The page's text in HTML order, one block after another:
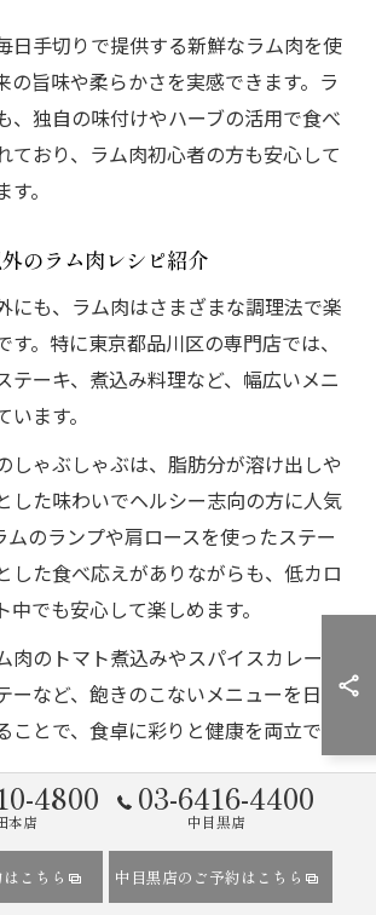
日手切りで提供する新鮮なラム肉を使
の旨味や柔らかさを実感できます。ラ
、独自の味付けやハーブの活用で食べ
ており、ラム肉初心者の方も安心して
。
のラム肉レシピ紹介
にも、ラム肉はさまざまな調理法で楽
す。特に東京都品川区の専門店では、
テーキ、煮込み料理など、幅広いメニ
ます。
しゃぶしゃぶは、脂肪分が溶け出しや
した味わいでヘルシー志向の方に人気
ムのランプや肩ロースを使ったステー
した食べ応えがありながらも、低カロ
中でも安心して楽しめます。
肉のトマト煮込みやスパイスカレー、
ーなど、飽きのこないメニューを日替
ことで、食卓に彩りと健康を両立でき
嬉しいラム肉しゃぶしゃぶ
ぶは、脂肪分が適度に落ちることで、
4800
本店
03-6416-4400
中目黒店
こちら 中目黒店のご予約はこちら